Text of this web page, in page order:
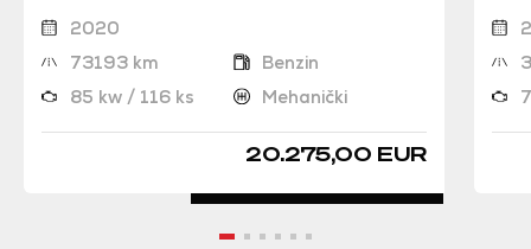
2020
73193 km
Benzin
85 kw / 116 ks
Mehanički
20.275,00 EUR